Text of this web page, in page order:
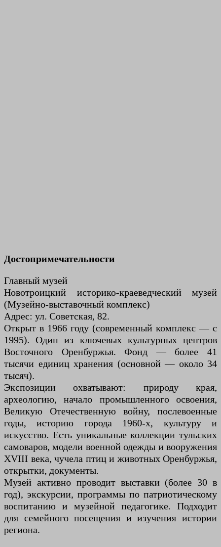
Достопримечательности
Главный музей
Новотроицкий историко-краеведческий музей
(Музейно-выставочный комплекс)
Адрес: ул. Советская, 82.
Открыт в 1966 году (современный комплекс — с
1995). Один из ключевых культурных центров
Восточного Оренбуржья. Фонд — более 41
тысячи единиц хранения (основной — около 34
тысяч).
Экспозиции охватывают: природу края,
археологию, начало промышленного освоения,
Великую Отечественную войну, послевоенные
годы, историю города 1960-х, культуру и
искусство. Есть уникальные коллекции тульских
самоваров, модели военной одежды и вооружения
XVIII века, чучела птиц и животных Оренбуржья,
открытки, документы.
Музей активно проводит выставки (более 30 в
год), экскурсии, программы по патриотическому
воспитанию и музейной педагогике. Подходит
для семейного посещения и изучения истории
региона.